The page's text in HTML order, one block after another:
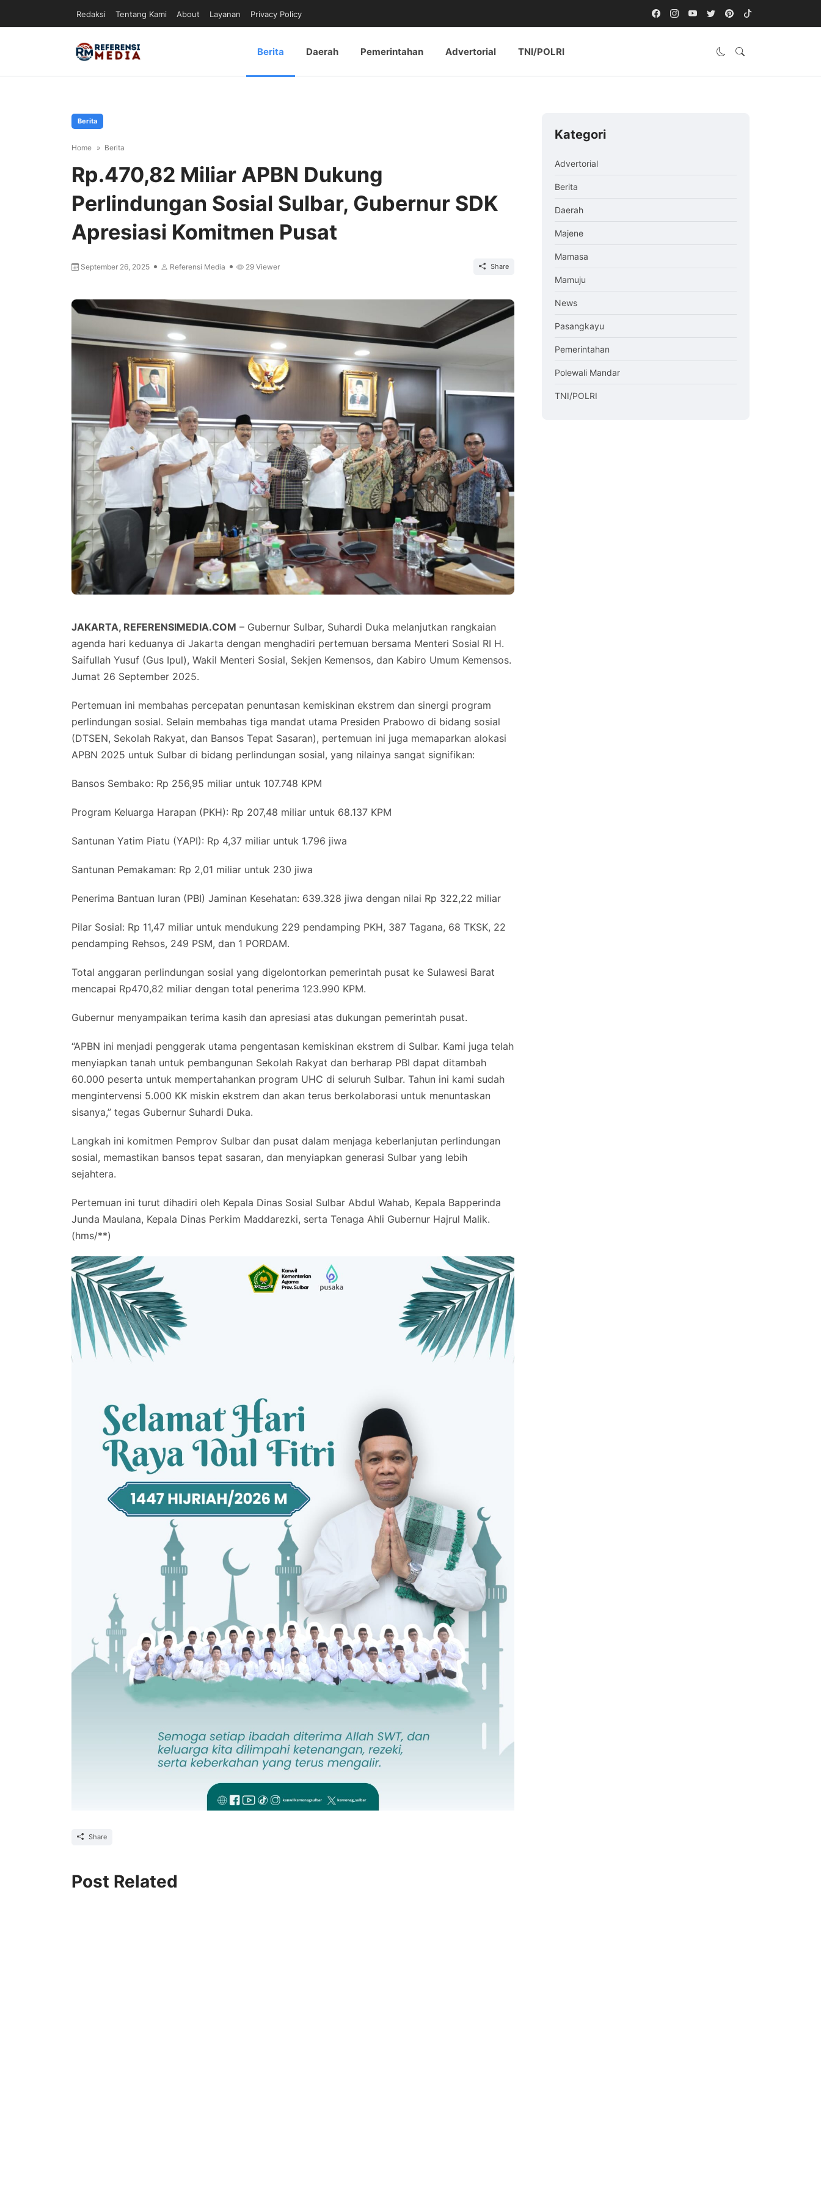
Redaksi Tentang Kami About Layanan Privacy Policy
Berita Daerah Pemerintahan Advertorial TNI/POLRI
Berita
Home Berita
Rp.470,82 Miliar APBN Dukung
Perlindungan Sosial Sulbar, Gubernur SDK
Apresiasi Komitmen Pusat
September 26, 2025 Referensi Media 29 Viewer Share
JAKARTA, REFERENSIMEDIA.COM – Gubernur Sulbar, Suhardi Duka melanjutkan rangkaian
agenda hari keduanya di Jakarta dengan menghadiri pertemuan bersama Menteri Sosial RI H.
Saifullah Yusuf (Gus Ipul), Wakil Menteri Sosial, Sekjen Kemensos, dan Kabiro Umum Kemensos.
Jumat 26 September 2025.
Pertemuan ini membahas percepatan penuntasan kemiskinan ekstrem dan sinergi program
perlindungan sosial. Selain membahas tiga mandat utama Presiden Prabowo di bidang sosial
(DTSEN, Sekolah Rakyat, dan Bansos Tepat Sasaran), pertemuan ini juga memaparkan alokasi
APBN 2025 untuk Sulbar di bidang perlindungan sosial, yang nilainya sangat signifikan:
Bansos Sembako: Rp 256,95 miliar untuk 107.748 KPM
Program Keluarga Harapan (PKH): Rp 207,48 miliar untuk 68.137 KPM
Santunan Yatim Piatu (YAPI): Rp 4,37 miliar untuk 1.796 jiwa
Santunan Pemakaman: Rp 2,01 miliar untuk 230 jiwa
Penerima Bantuan Iuran (PBI) Jaminan Kesehatan: 639.328 jiwa dengan nilai Rp 322,22 miliar
Pilar Sosial: Rp 11,47 miliar untuk mendukung 229 pendamping PKH, 387 Tagana, 68 TKSK, 22
pendamping Rehsos, 249 PSM, dan 1 PORDAM.
Total anggaran perlindungan sosial yang digelontorkan pemerintah pusat ke Sulawesi Barat
mencapai Rp470,82 miliar dengan total penerima 123.990 KPM.
Gubernur menyampaikan terima kasih dan apresiasi atas dukungan pemerintah pusat.
“APBN ini menjadi penggerak utama pengentasan kemiskinan ekstrem di Sulbar. Kami juga telah
menyiapkan tanah untuk pembangunan Sekolah Rakyat dan berharap PBI dapat ditambah
60.000 peserta untuk mempertahankan program UHC di seluruh Sulbar. Tahun ini kami sudah
mengintervensi 5.000 KK miskin ekstrem dan akan terus berkolaborasi untuk menuntaskan
sisanya,” tegas Gubernur Suhardi Duka.
Langkah ini komitmen Pemprov Sulbar dan pusat dalam menjaga keberlanjutan perlindungan
sosial, memastikan bansos tepat sasaran, dan menyiapkan generasi Sulbar yang lebih
sejahtera.
Pertemuan ini turut dihadiri oleh Kepala Dinas Sosial Sulbar Abdul Wahab, Kepala Bapperinda
Junda Maulana, Kepala Dinas Perkim Maddarezki, serta Tenaga Ahli Gubernur Hajrul Malik.
(hms/**)
Share
Post Related
Kategori
Advertorial
Berita
Daerah
Majene
Mamasa
Mamuju
News
Pasangkayu
Pemerintahan
Polewali Mandar
TNI/POLRI